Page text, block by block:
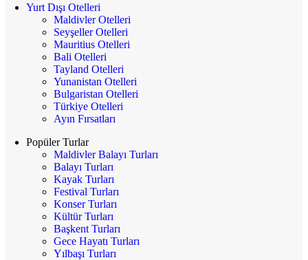
Yurt Dışı Otelleri
Maldivler Otelleri
Seyşeller Otelleri
Mauritius Otelleri
Bali Otelleri
Tayland Otelleri
Yunanistan Otelleri
Bulgaristan Otelleri
Türkiye Otelleri
Ayın Fırsatları
Popüler Turlar
Maldivler Balayı Turları
Balayı Turları
Kayak Turları
Festival Turları
Konser Turları
Kültür Turları
Başkent Turları
Gece Hayatı Turları
Yılbaşı Turları